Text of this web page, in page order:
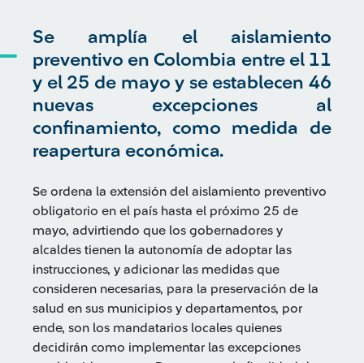
Se amplía el aislamiento
preventivo en Colombia entre el 11
y el 25 de mayo y se establecen 46
nuevas excepciones al
confinamiento, como medida de
reapertura económica.
Se ordena la extensión del aislamiento preventivo
obligatorio en el país hasta el próximo 25 de
mayo, advirtiendo que los gobernadores y
alcaldes tienen la autonomía de adoptar las
instrucciones, y adicionar las medidas que
consideren necesarias, para la preservación de la
salud en sus municipios y departamentos, por
ende, son los mandatarios locales quienes
decidirán como implementar las excepciones